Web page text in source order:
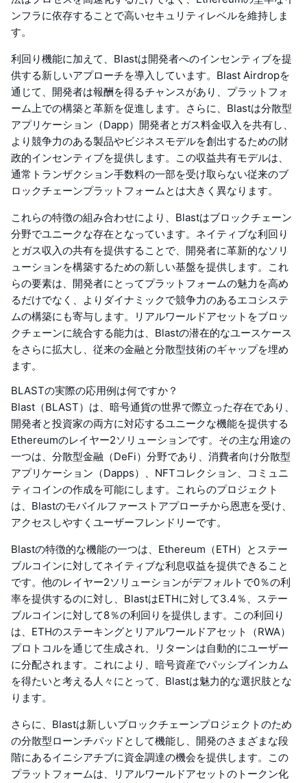
ンフラに依存することで高いセキュリティレベルを維持しま
す。
利回り機能に加えて、Blastは開発者へのインセンティブを提
供する新しいアプローチを導入しています。Blast Airdropを
通じて、開発者は報酬を得るチャンスがあり、プラットフォ
ーム上での構築と革新を促進します。さらに、Blastは分散型
アプリケーション（Dapp）開発者とガス料金収入を共有し、
より競争力のある製品やビジネスモデルを創出するための財
政的インセンティブを提供します。この収益共有モデルは、
通常トランザクション手数料の一部を受け取らない従来のブ
ロックチェーンプラットフォームとは大きく異なります。
これらの特徴の組み合わせにより、Blastはブロックチェーン
分野でユニークな存在となっています。ネイティブな利回り
とガス収入の共有を提供することで、開発者に革新的なソリ
ューションを構築するための新しい基盤を提供します。これ
らの要素は、開発者にとってプラットフォームの魅力を高め
るだけでなく、よりダイナミックで競争力のあるエコシステ
ムの構築にも寄与します。リアルワールドアセットをブロッ
クチェーンに統合する能力は、Blastの潜在的なユースケース
をさらに拡大し、従来の金融と分散型技術のギャップを埋め
ます。
BLASTの実際の応用例は何ですか？
Blast（BLAST）は、暗号通貨の世界で際立った存在であり、
開発者と投資家の両方に対応するユニークな機能を提供する
Ethereumのレイヤー2ソリューションです。その主な用途の
一つは、分散型金融（DeFi）分野であり、消費者向け分散型
アプリケーション（Dapps）、NFTコレクション、コミュニ
ティコインの作成を可能にします。これらのプロジェクト
は、Blastのモバイルファーストアプローチから恩恵を受け、
アクセスしやすくユーザーフレンドリーです。
Blastの特徴的な機能の一つは、Ethereum（ETH）とステー
ブルコインに対してネイティブな利息収益を提供できること
です。他のレイヤー2ソリューションがデフォルトで0％の利
率を提供するのに対し、BlastはETHに対して3.4％、ステー
ブルコインに対して8％の利回りを提供します。この利回り
は、ETHのステーキングとリアルワールドアセット（RWA）
プロトコルを通じて生成され、リターンは自動的にユーザー
に分配されます。これにより、暗号資産でパッシブインカム
を得たいと考える人々にとって、Blastは魅力的な選択肢とな
ります。
さらに、Blastは新しいブロックチェーンプロジェクトのため
の分散型ローンチパッドとして機能し、開発のさまざまな段
階にあるイニシアチブに資金調達の機会を提供します。この
プラットフォームは、リアルワールドアセットのトークン化